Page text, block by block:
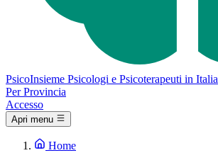
PsicoInsieme Psicologi e Psicoterapeuti in Italia
Per Provincia
Accesso
Apri menu
Home